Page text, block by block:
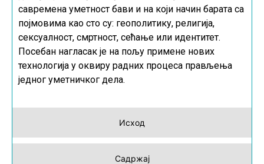
Исход
Садржај
савремена уметност бави и на који начин барата са
појмовима као сто су: геополитику, религија,
сексуалност, смртност, сећање или идентитет.
Посебан нагласак је на пољу примене нових
технологија у оквиру радних процеса прављења
једног уметничког дела.